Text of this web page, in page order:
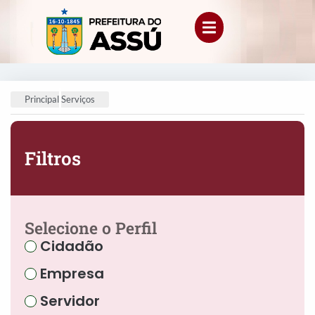
PrincipalServiços
Filtros
Selecione o Perfil
Cidadão
Empresa
Servidor